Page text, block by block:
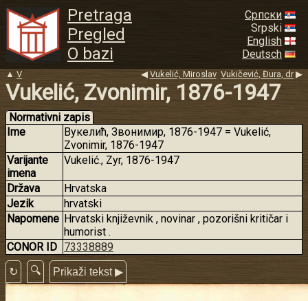
Pretraga
Pregled
O bazi
Српски
Srpski
English
Deutsch
▲ V ◀ Vukelić, Miroslav Vukičević, Đura, dr▶
Vukelić, Zvonimir, 1876-1947
Normativni zapis
Ime
Вукелић, Звонимир, 1876-1947 = Vukelić,
Zvonimir, 1876-1947
Varijante
imena
Vukelić., Zyr, 1876-1947
Država
Hrvatska
Jezik
hrvatski
Napomene Hrvatski književnik , novinar , pozorišni kritičar i
humorist .
CONOR ID 73338889